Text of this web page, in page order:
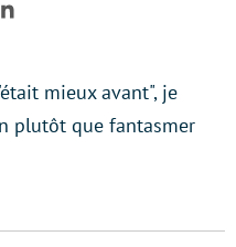
LinkedIn
mieux avant", je
plutôt que fantasmer